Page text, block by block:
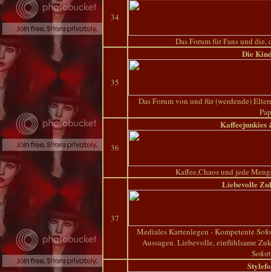
34
Das Forum für Fans und
35
Die
Das Forum von und für (werdende)
36
Kaffeejunkies
Kaffee,Chaos und jede
37
Liebevolle
Mediales Kartenlegen - Kompetente
Aussagen. Liebevolle, einfühlsame